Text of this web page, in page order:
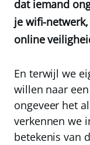
dat iemand
je wifi-
online
En terwijl we
willen naar
ongeveer het
verkennen we
betekenis van